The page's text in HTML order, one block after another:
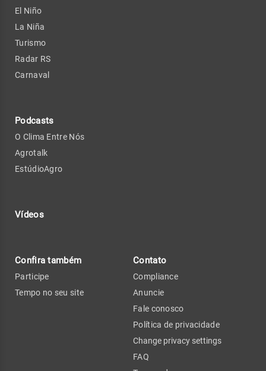
El Niño
La Niña
Turismo
Radar RS
Carnaval
Podcasts
O Clima Entre Nós
Agrotalk
EstúdioAgro
Vídeos
Confira também
Participe
Tempo no seu site
Contato
Compliance
Anuncie
Fale conosco
Política de privacidade
Change privacy settings
FAQ